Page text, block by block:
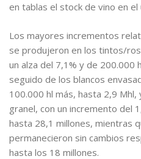
en tablas el stock de vino en el
Los mayores incrementos
se produjeron en los tintos/
un alza del 7,1% y de 200.000
seguido de los blancos
100.000 hl más, hasta 2,9
granel, con un incremento del
hasta 28,1 millones, mientras
permanecieron sin cambios
hasta los 18 millones.